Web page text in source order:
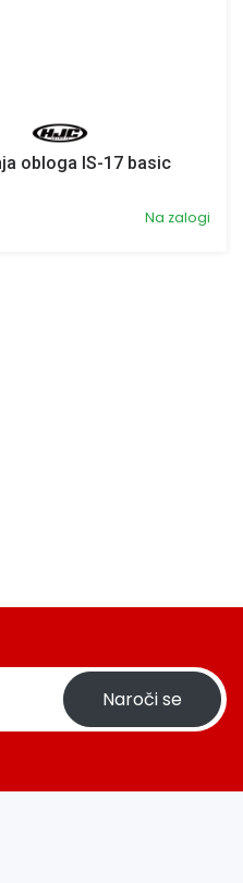
obloga IS-17 basic
Na zalogi
Naroči se